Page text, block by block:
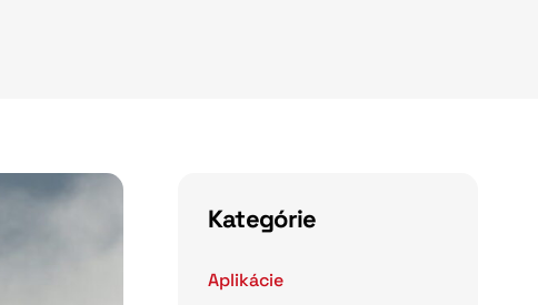
Kategórie
Aplikácie